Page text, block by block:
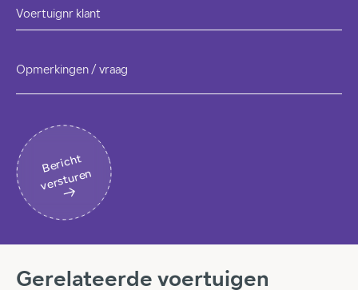
Voertuignr klant
Opmerkingen / vraag
B
eri
c
ht
v
erst
ur
en
Gerelateerde voertuigen